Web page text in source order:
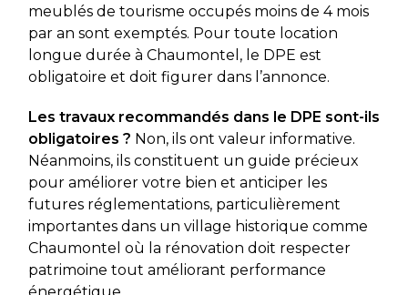
meublés de tourisme occupés moins de 4 mois
par an sont exemptés. Pour toute location
longue durée à Chaumontel, le DPE est
obligatoire et doit figurer dans l’annonce.
Les travaux recommandés dans le DPE sont-ils
obligatoires ? Non, ils ont valeur informative.
Néanmoins, ils constituent un guide précieux
pour améliorer votre bien et anticiper les
futures réglementations, particulièrement
importantes dans un village historique comme
Chaumontel où la rénovation doit respecter
patrimoine tout améliorant performance